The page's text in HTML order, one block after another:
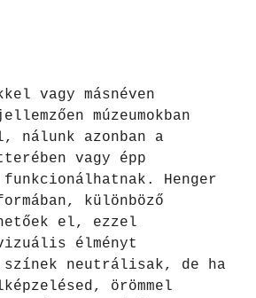
vagy másnéven
múzeumokban
nálunk azonban a
vagy épp
Henger
különböző
el, ezzel
élményt
neutrálisak, de ha
örömmel